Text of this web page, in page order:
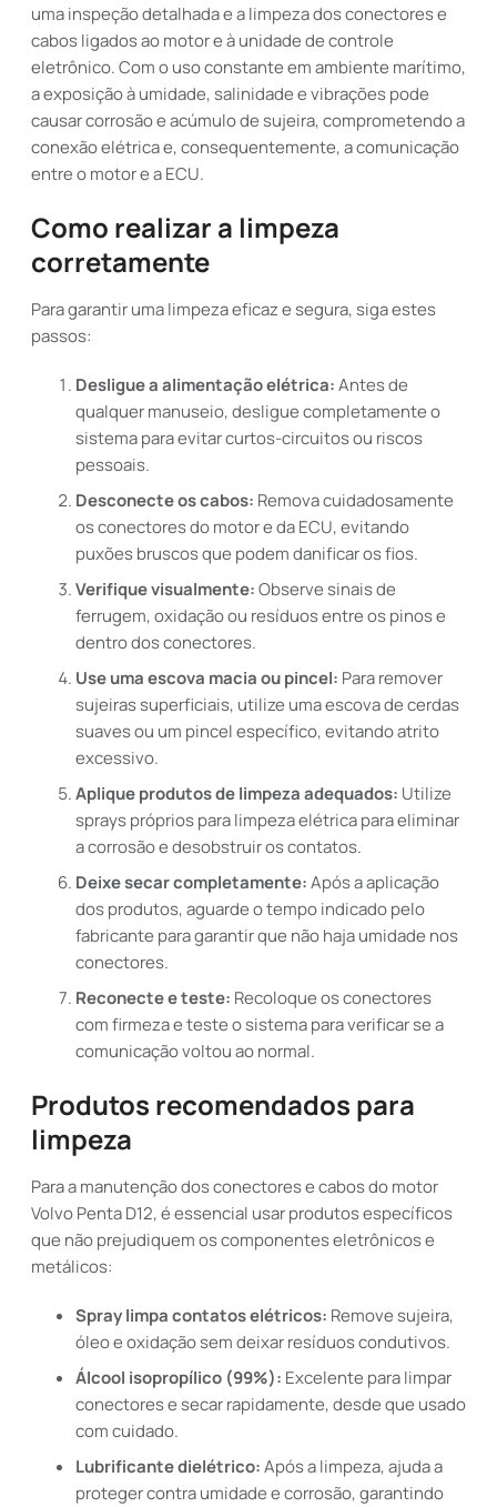
uma inspeção detalhada e a limpeza dos conectores e
cabos ligados ao motor e à unidade de controle
eletrônico. Com o uso constante em ambiente marítimo,
a exposição à umidade, salinidade e vibrações pode
causar corrosão e acúmulo de sujeira, comprometendo a
conexão elétrica e, consequentemente, a comunicação
entre o motor e a ECU.
Como realizar a limpeza
corretamente
Para garantir uma limpeza eficaz e segura, siga estes
passos:
Desligue a alimentação elétrica:Antes de
qualquer manuseio, desligue completamente o
sistema para evitar curtos-circuitos ou riscos
pessoais.
Desconecte os cabos: Remova cuidadosamente
os conectores do motor e da ECU, evitando
puxões bruscos que podem danificar os fios.
Verifique visualmente:Observe sinais de
ferrugem, oxidação ou resíduos entre os pinos e
dentro dos conectores.
Use uma escova macia ou pincel: Para remover
sujeiras superficiais, utilize uma escova de cerdas
suaves ou um pincel específico, evitando atrito
excessivo.
Aplique produtos de limpeza adequados: Utilize
sprays próprios para limpeza elétrica para eliminar
a corrosão e desobstruir os contatos.
Deixe secar completamente:Após a aplicação
dos produtos, aguarde o tempo indicado pelo
fabricante para garantir que não haja umidade nos
conectores.
Reconecte e teste: Recoloque os conectores
com firmeza e teste o sistema para verificar se a
comunicação voltou ao normal.
Produtos recomendados para
limpeza
Para a manutenção dos conectores e cabos do motor
Volvo Penta D12, é essencial usar produtos específicos
que não prejudiquem os componentes eletrônicos e
metálicos:
Spray limpa contatos elétricos: Remove sujeira,
óleo e oxidação sem deixar resíduos condutivos.
Álcool isopropílico (99%): Excelente para limpar
conectores e secar rapidamente, desde que usado
com cuidado.
Lubrificante dielétrico:Após a limpeza, ajuda a
proteger contra umidade e corrosão, garantindo